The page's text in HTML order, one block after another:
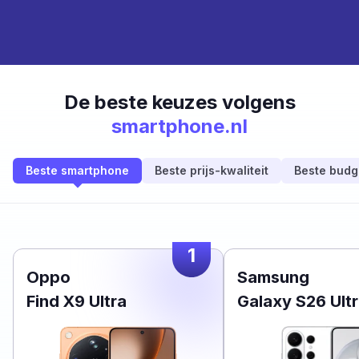
De beste keuzes volgens
smartphone.nl
Beste smartphone Beste prijs-kwaliteit Beste
1
Oppo
Find X9 Ultra
Samsung
Galaxy S26